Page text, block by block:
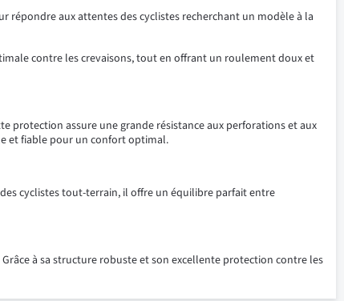
répondre aux attentes des cyclistes recherchant un modèle à la
contre les crevaisons, tout en offrant un roulement doux et
protection assure une grande résistance aux perforations et aux
et fiable pour un confort optimal.
cyclistes tout-terrain, il offre un équilibre parfait entre
à sa structure robuste et son excellente protection contre les